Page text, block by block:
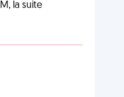
la suite